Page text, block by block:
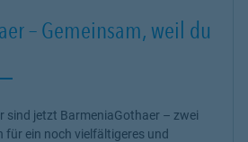
– Gemeinsam, weil du
sind jetzt BarmeniaGothaer – zwei
für ein noch vielfältigeres und